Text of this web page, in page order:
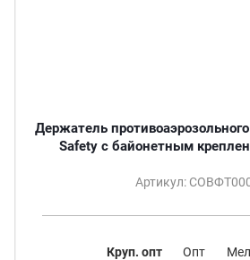
Держатель
Safety с байонетным
Артикул:
Круп. опт Опт